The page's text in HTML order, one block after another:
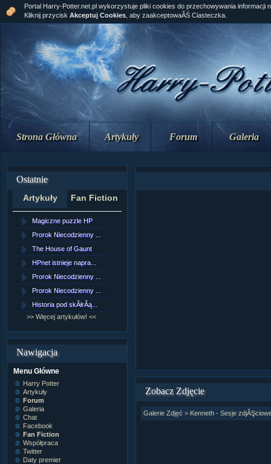
Strona Główna Artykuły Forum Galeria
Ostatnie
Artykuły Fan Fiction
Magiczne puzzle HP
Prorok Niecodzienny ...
The House of Gaunt
HPnet istnieje napra...
Prorok Niecodzienny ...
Prorok Niecodzienny ...
Historia pod skĂłrÂą...
>> Więcej artykułów! <<
Nawigacja
Menu Główne
Harry Potter
Artykuły
Forum
Galeria
Chat
Facebook
Fan Fiction
Współpraca
Twitter
Daty premier
Portal Harry-Potter.net.pl wykorzystuje pliki cookies do przechowywania informacji
Kliknij przycisk Akceptuj Cookies , aby zaakceptowaĂŚ Ciasteczka.
Zobacz Zdjęcie
Galerie Zdjęć > Kenneth - Sesje